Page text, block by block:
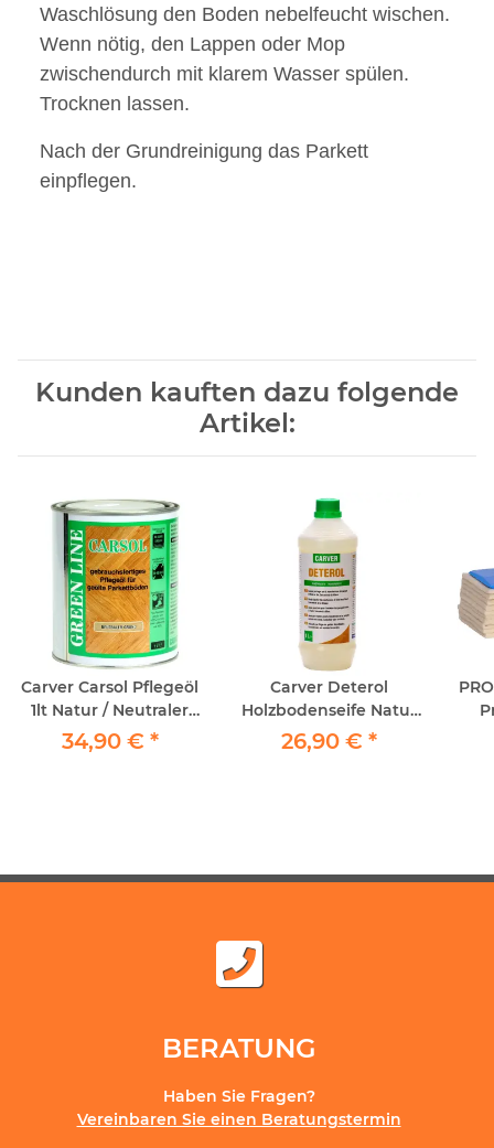
Waschlösung den Boden nebelfeucht wischen.
Wenn nötig, den Lappen oder Mop
zwischendurch mit klarem Wasser spülen.
Trocknen lassen.
Nach der Grundreinigung das Parkett
einpflegen.
Kunden kauften dazu folgende
Artikel:
Carver Carsol Pflegeöl
1lt Natur / Neutraler
Grund - Pflegeöl für
geöltes Parkett
34,90 € *
Carver Deterol
Holzbodenseife Natur
1lt
26,90 € *
BERATUNG
Haben Sie Fragen?
Vereinbaren Sie einen Beratungstermin